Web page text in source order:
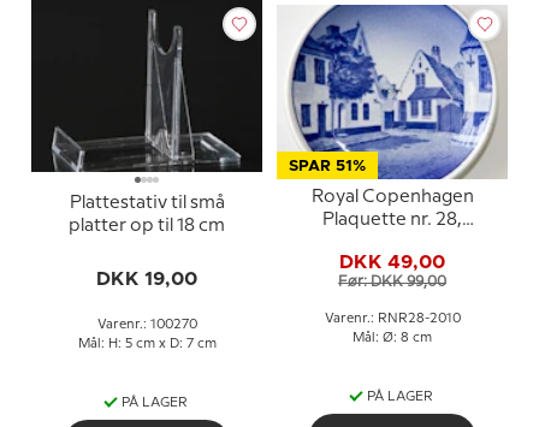
Plattestativ til små
platter op til 18 cm
DKK 19,00
Varenr.: 100270
Mål: H: 5 cm x D: 7 cm
PÅ LAGER
SPAR 51%
Royal Copenhagen
Plaquette nr. 28,
DKK 49,00
Før: DKK 99,00
Varenr.: RNR28-2010
Mål: Ø: 8 cm
PÅ LAGER